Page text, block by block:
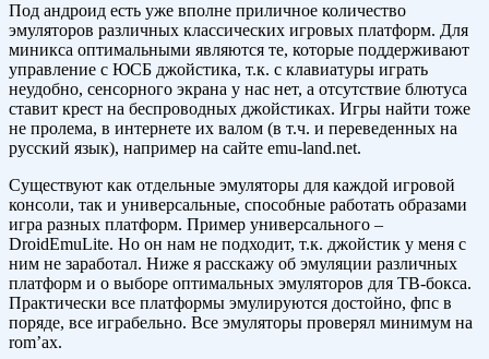
Под андроид есть уже вполне приличное количество
эмуляторов различных классических игровых платформ. Для
миникса оптимальными являются те, которые поддерживают
управление с ЮСБ джойстика, т.к. с клавиатуры играть
неудобно, сенсорного экрана у нас нет, а отсутствие блютуса
ставит крест на беспроводных джойстиках. Игры найти тоже
не пролема, в интернете их валом (в т.ч. и переведенных на
русский язык), например на сайте emu-land.net.
Существуют как отдельные эмуляторы для каждой игровой
консоли, так и универсальные, способные работать образами
игра разных платформ. Пример универсального –
DroidEmuLite. Но он нам не подходит, т.к. джойстик у меня с
ним не заработал. Ниже я расскажу об эмуляции различных
платформ и о выборе оптимальных эмуляторов для ТВ-бокса.
Практически все платформы эмулируются достойно, фпс в
поряде, все играбельно. Все эмуляторы проверял минимум на
rom’ах.